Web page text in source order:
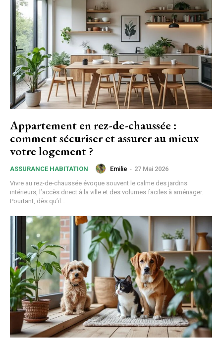
Appartement en rez-de-chaussée :
comment sécuriser et assurer au mieux
votre logement ?
ASSURANCE HABITATION Emilie - 27 Mai 2026
Vivre au rez-de-chaussée évoque souvent le calme des jardins
intérieurs, l’accès direct à la ville et des volumes faciles à aménager.
Pourtant, dès qu’il...